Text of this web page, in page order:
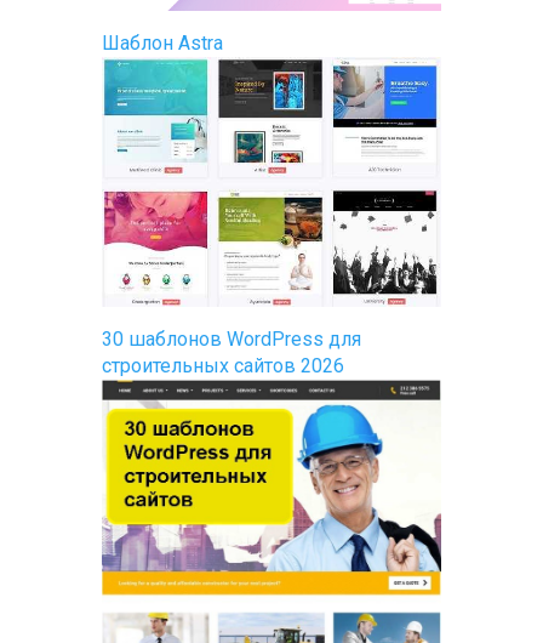
Шаблон Astra
30 шаблонов WordPress для
строительных сайтов 2026